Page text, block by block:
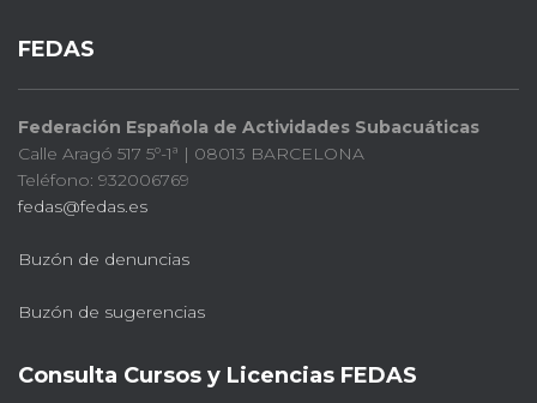
FEDAS
Federación Española de Actividades Subacuáticas
Calle Aragó 517 5º-1ª | 08013 BARCELONA
Teléfono: 932006769
fedas@fedas.es
Buzón de denuncias
Buzón de sugerencias
Consulta Cursos y Licencias FEDAS